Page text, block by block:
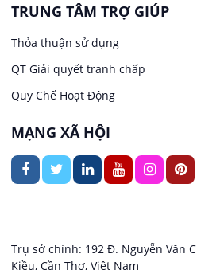
Kế toán
Lao Động Phổ Thông
Lễ tân
May mặc
Việc làm tại Thới Long
Việc làm tại Thuận Hưng
Việc làm tại Vị Thủy
TRUNG TÂM TRỢ GIÚP
Thỏa thuận sử dụng
QT Giải quyết tranh chấp
Quy Chế Hoạt Động
MẠNG XÃ HỘI
Trụ sở chính: 192 Đ. Nguyễn Văn
Kiều, Cần Thơ, Việt Nam